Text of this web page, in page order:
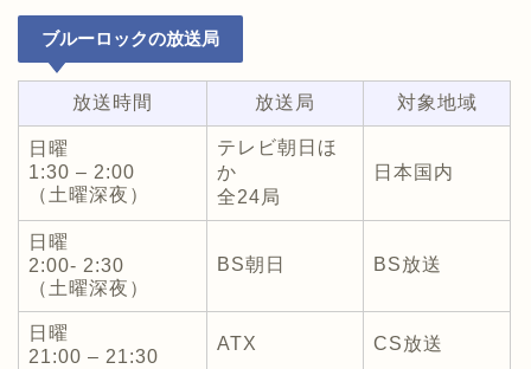
ブルーロックの放送局
放送時間 放送局 対象地域
日曜
1:30 – 2:00
（土曜深夜）
テレビ朝日ほ
か
全24局
日本国内
日曜
2:00- 2:30
（土曜深夜）
BS朝日 BS放送
日曜
21:00 – 21:30
ATX CS放送